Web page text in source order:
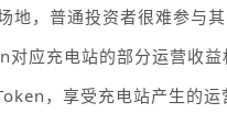
地，普通投资者很难参与
对应充电站的部分运营收
，享受充电站产生的运